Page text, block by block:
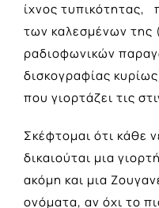
ίχνος τυπικότητας,
των καλεσμένων
ραδιοφωνικών
δισκογραφίας
που γιορτάζει τις
Σκέφτομαι ότι κάθε
δικαιούται μια
ακόμη και μια
ονόματα, αν όχι το